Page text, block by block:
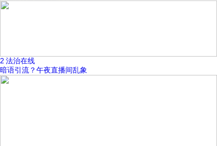
2 法治在线
暗语引流？午夜直播间乱象